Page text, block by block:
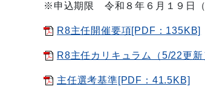
※申込期限 令和８年６月１９日（
R8主任開催要項[PDF：135KB]
R8主任カリキュラム（5/22更
主任選考基準[PDF：41.5KB]